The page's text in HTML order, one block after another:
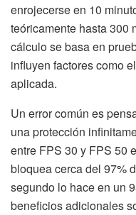
enrojecerse en 10
teóricamente hasta 300
cálculo se basa en
influyen factores como
aplicada.
Un error común es
una protección
entre FPS 30 y FPS 50
bloquea cerca del 97%
segundo lo hace en un
beneficios adicionales